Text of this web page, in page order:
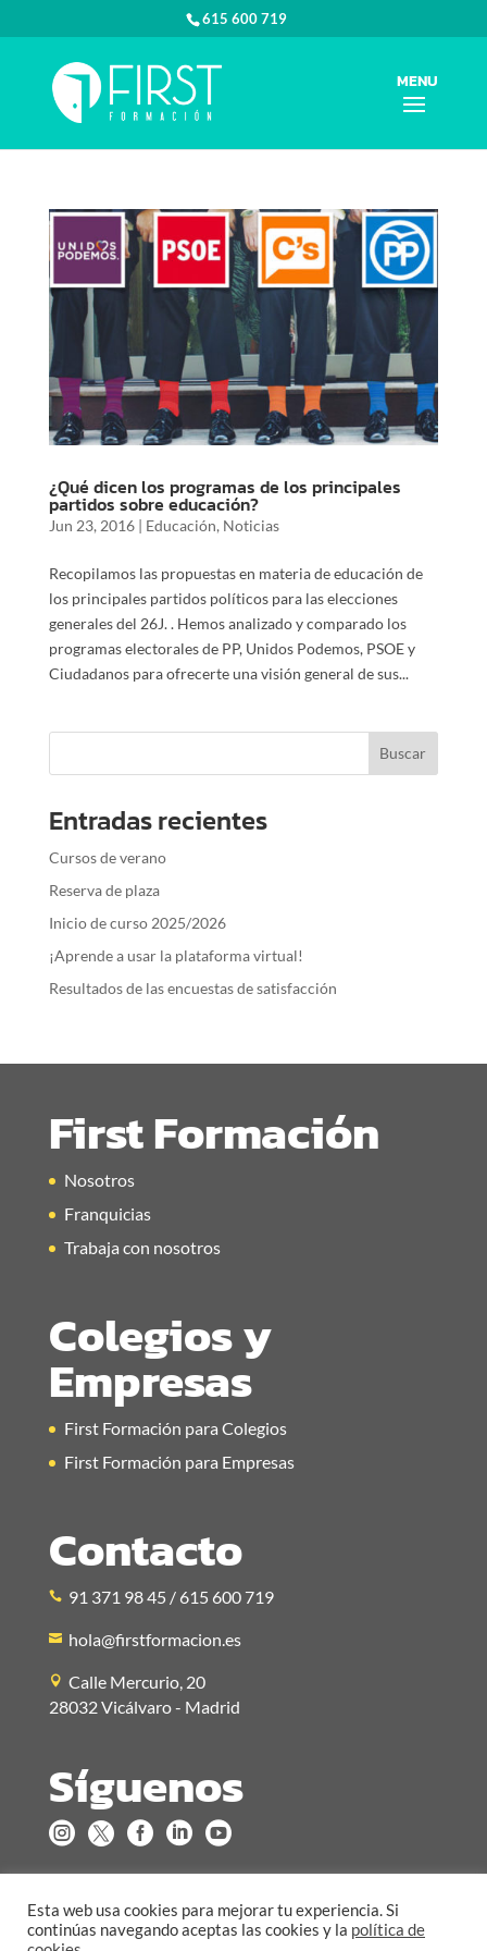
615 600 719
¿Qué dicen los programas de los principales
partidos sobre educación?
Jun 23, 2016| Educación, Noticias
Recopilamos las propuestas en materia de educación de
los principales partidos políticos para las elecciones
generales del 26J. . Hemos analizado y comparado los
programas electorales de PP, Unidos Podemos, PSOE y
Ciudadanos para ofrecerte una visión general de sus...
Entradas recientes
Cursos de verano
Reserva de plaza
Inicio de curso 2025/2026
¡Aprende a usar la plataforma virtual!
Resultados de las encuestas de satisfacción
First Formación
Nosotros
Franquicias
Trabaja con nosotros
Colegios y
Empresas
First Formación para Colegios
First Formación para Empresas
Contacto
91 371 98 45 / 615 600 719
hola@firstformacion.es
Calle Mercurio, 20
28032 Vicálvaro - Madrid
Síguenos
    
Esta web usa cookies para mejorar tu experiencia. Si
continúas navegando aceptas las cookies y la política de